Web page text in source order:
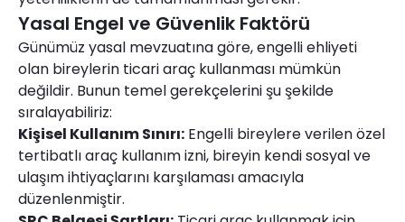
Yasal Engel ve Güvenlik Faktörü
Günümüz yasal mevzuatına göre, engelli ehliyeti
olan bireylerin ticari araç kullanması mümkün
değildir. Bunun temel gerekçelerini şu şekilde
sıralayabiliriz:
Kişisel Kullanım Sınırı: Engelli bireylere verilen özel
tertibatlı araç kullanım izni, bireyin kendi sosyal ve
ulaşım ihtiyaçlarını karşılaması amacıyla
düzenlenmiştir.